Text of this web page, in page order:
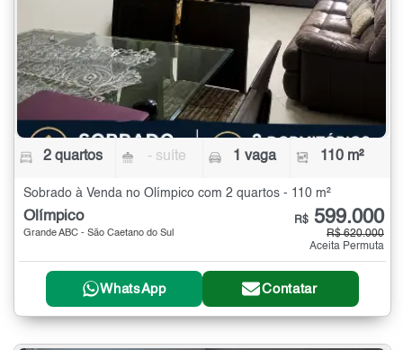
2 quartos - suíte 1 vaga 110 m²
Sobrado à Venda no Olímpico com 2 quartos - 110 m²
Olímpico
Grande ABC - São Caetano do Sul
R$ 599.000
R$ 620.000
Aceita Permuta
WhatsApp Contatar